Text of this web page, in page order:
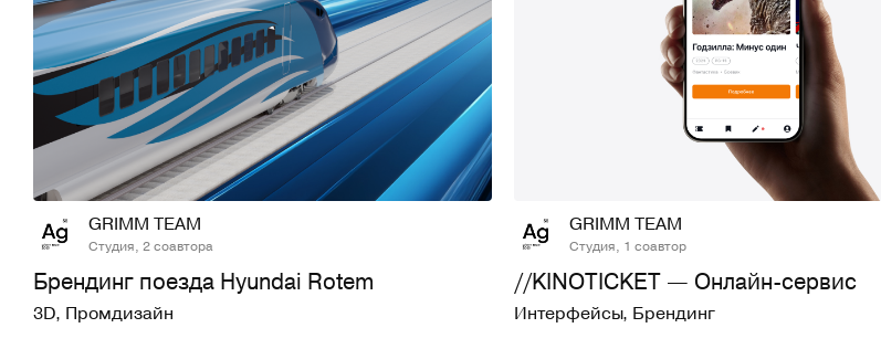
79 1,3K
GRIMM TEAM
Студия, 2 соавтора
Брендинг поезда Hyundai Rotem
3D, Промдизайн
39
GRIMM TEAM
Студия, 1 соавтор
//KINOTICKET — Онлайн-сервис
Интерфейсы, Брендинг